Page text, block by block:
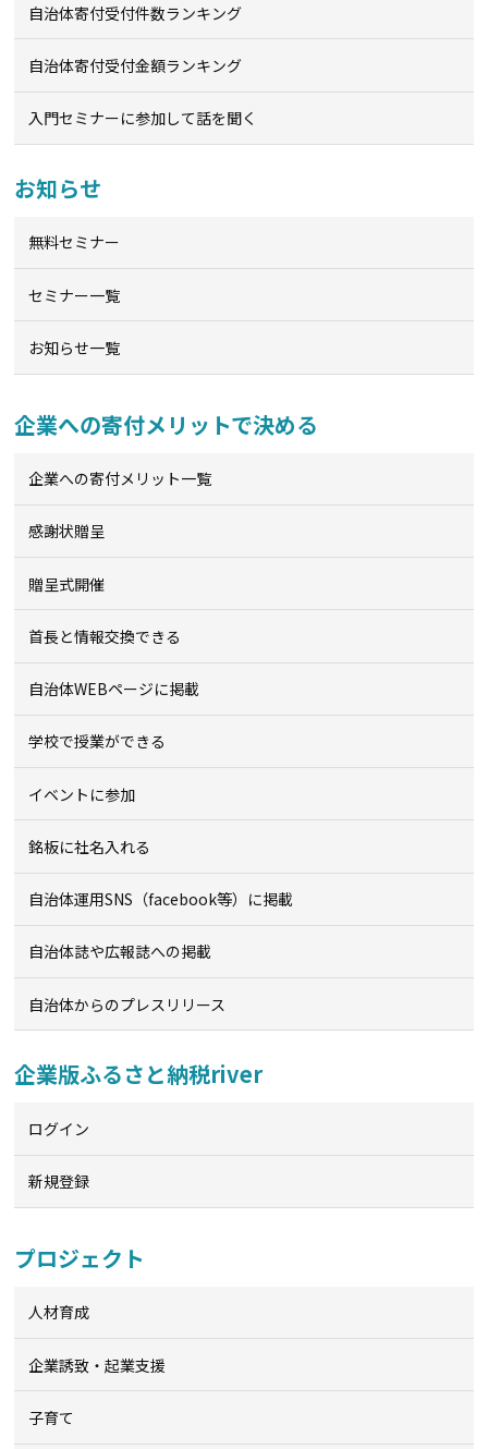
自治体寄付受付件数ランキング
自治体寄付受付金額ランキング
入門セミナーに参加して話を聞く
お知らせ
無料セミナー
セミナー一覧
お知らせ一覧
企業への寄付メリットで決める
企業への寄付メリット一覧
感謝状贈呈
贈呈式開催
首長と情報交換できる
自治体WEBページに掲載
学校で授業ができる
イベントに参加
銘板に社名入れる
自治体運用SNS（facebook等）に掲載
自治体誌や広報誌への掲載
自治体からのプレスリリース
企業版ふるさと納税river
ログイン
新規登録
プロジェクト
人材育成
企業誘致・起業支援
子育て